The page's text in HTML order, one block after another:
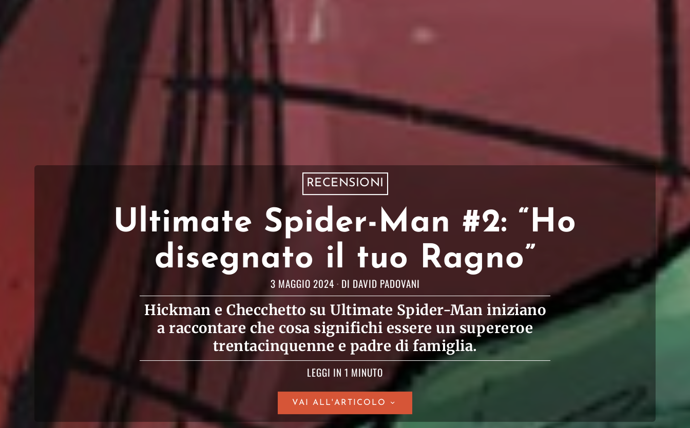
RECENSIONI
Ultimate Spider-Man #2: “Ho
disegnato il tuo Ragno”
3 MAGGIO 2024 DI DAVID PADOVANI
Hickman e Checchetto su Ultimate Spider-Man iniziano
a raccontare che cosa significhi essere un supereroe
trentacinquenne e padre di famiglia.
LEGGI IN 1 MINUTO
VAI ALL'ARTICOLO